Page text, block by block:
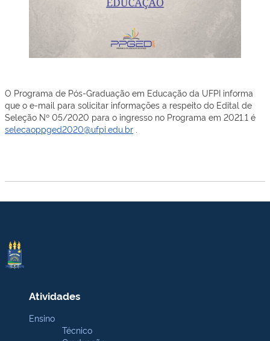
O Programa de Pós-Graduação em Educação da UFPI informa
que o e-mail para solicitar informações a respeito do Edital de
Seleção Nº 05/2020 para o ingresso no Programa em 2021.1 é
selecaoppged2020@ufpi.edu.br
Atividades
Ensino
Técnico